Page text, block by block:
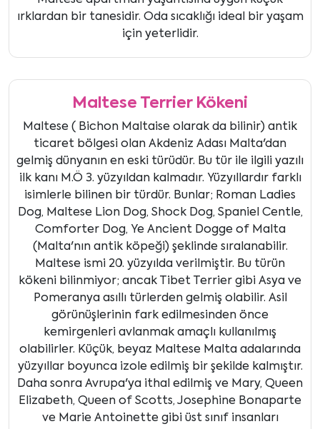
ırklardan bir tanesidir. Oda sıcaklığı ideal bir yaşam
için yeterlidir.
Maltese Terrier Kökeni
Maltese ( Bichon Maltaise olarak da bilinir) antik
ticaret bölgesi olan Akdeniz Adası Malta'dan
gelmiş dünyanın en eski türüdür. Bu tür ile ilgili yazılı
ilk kanı M.Ö 3. yüzyıldan kalmadır. Yüzyıllardır farklı
isimlerle bilinen bir türdür. Bunlar; Roman Ladies
Dog, Maltese Lion Dog, Shock Dog, Spaniel Centle,
Comforter Dog, Ye Ancient Dogge of Malta
(Malta'nın antik köpeği) şeklinde sıralanabilir.
Maltese ismi 20. yüzyılda verilmiştir. Bu türün
kökeni bilinmiyor; ancak Tibet Terrier gibi Asya ve
Pomeranya asıllı türlerden gelmiş olabilir. Asil
görünüşlerinin fark edilmesinden önce
kemirgenleri avlanmak amaçlı kullanılmış
olabilirler. Küçük, beyaz Maltese Malta adalarında
yüzyıllar boyunca izole edilmiş bir şekilde kalmıştır.
Daha sonra Avrupa'ya ithal edilmiş ve Mary, Queen
Elizabeth, Queen of Scotts, Josephine Bonaparte
ve Marie Antoinette gibi üst sınıf insanları